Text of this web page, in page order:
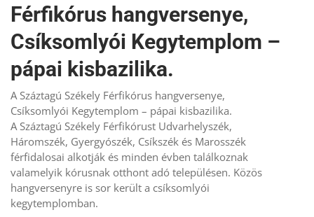
Férfikórus hangversenye,
Csíksomlyói Kegytemplom –
pápai kisbazilika.
A Száztagú Székely Férfikórus hangversenye,
Csíksomlyói Kegytemplom – pápai kisbazilika.
A Száztagú Székely Férfikórust Udvarhelyszék,
Háromszék, Gyergyószék, Csíkszék és Marosszék
férfidalosai alkotják és minden évben találkoznak
valamelyik kórusnak otthont adó településen. Közös
hangversenyre is sor került a csíksomlyói
kegytemplomban.